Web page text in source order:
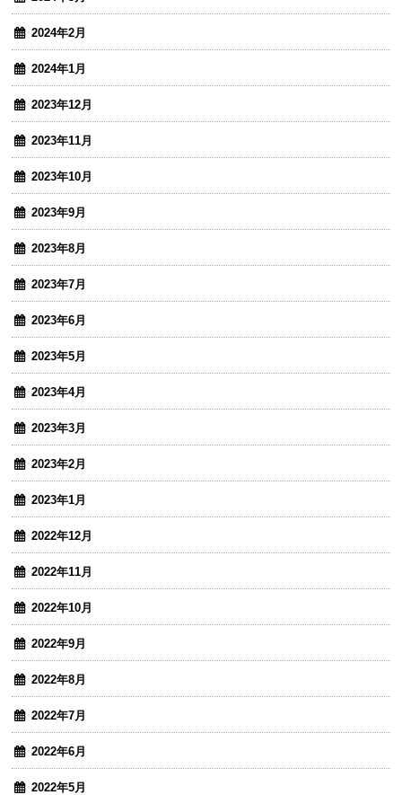
2024年2月
2024年1月
2023年12月
2023年11月
2023年10月
2023年9月
2023年8月
2023年7月
2023年6月
2023年5月
2023年4月
2023年3月
2023年2月
2023年1月
2022年12月
2022年11月
2022年10月
2022年9月
2022年8月
2022年7月
2022年6月
2022年5月